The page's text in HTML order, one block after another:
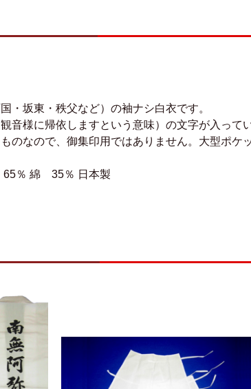
・坂東・秩父など）の袖ナシ白衣です。
音様に帰依しますという意味）の文字が入ってい
のなので、御集印用ではありません。大型ポケッ
綿 35％ 日本製